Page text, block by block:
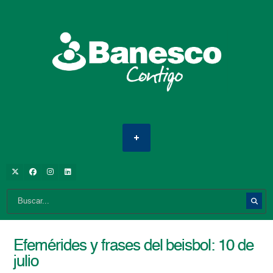
Efemérides y frases del beisbol: 10 de
julio